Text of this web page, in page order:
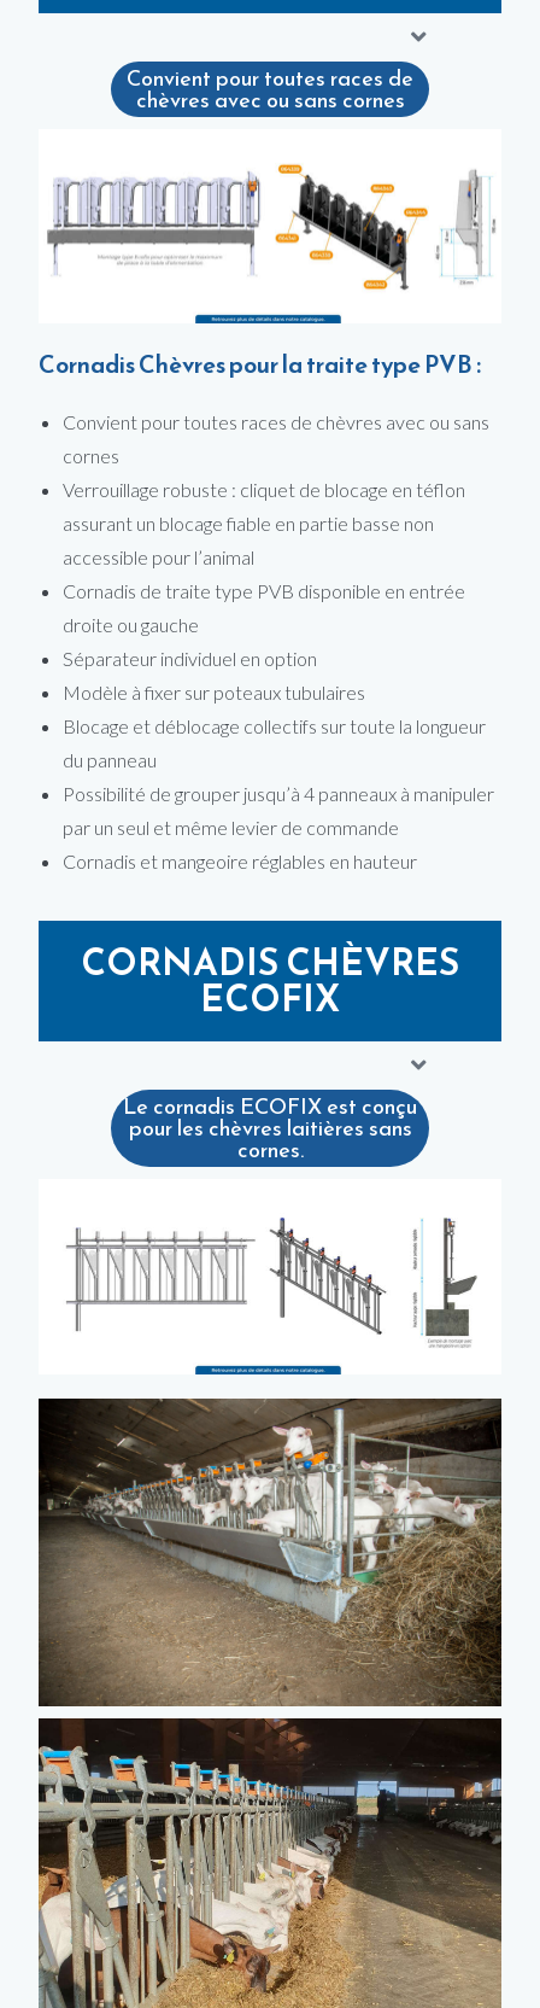
Convient pour toutes races de
chèvres avec ou sans cornes
Cornadis Chèvres pour la traite type PVB :
Convient pour toutes races de chèvres avec ou sans
cornes
Verrouillage robuste : cliquet de blocage en téflon
assurant un blocage fiable en partie basse non
accessible pour l’animal
Cornadis de traite type PVB disponible en entrée
droite ou gauche
Séparateur individuel en option
Modèle à fixer sur poteaux tubulaires
Blocage et déblocage collectifs sur toute la longueur
du panneau
Possibilité de grouper jusqu’à 4 panneaux à manipuler
par un seul et même levier de commande
Cornadis et mangeoire réglables en hauteur
CORNADIS CHÈVRES
ECOFIX
Le cornadis ECOFIX est conçu
pour les chèvres laitières sans
cornes.